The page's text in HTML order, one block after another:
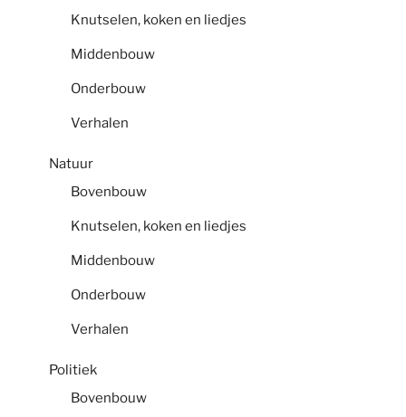
Knutselen, koken en liedjes
Middenbouw
Onderbouw
Verhalen
Natuur
Bovenbouw
Knutselen, koken en liedjes
Middenbouw
Onderbouw
Verhalen
Politiek
Bovenbouw